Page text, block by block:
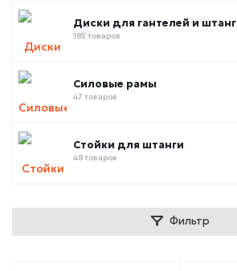
Диски для гантелей и штанг
185 товаров
Силовые рамы
47 товаров
Стойки для штанги
48 товаров
Фильтр